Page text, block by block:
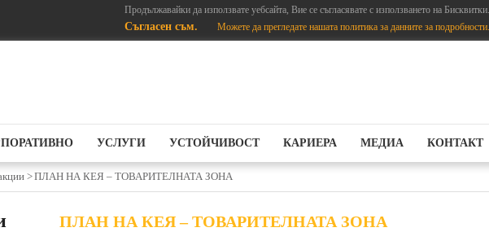
Продължавайки да използвате уебсайта, Вие се съгласявате с използването на Бисквитки.
Съгласен съм. Можете да прегледате нашата политика за данните за подробности.
УСЛУГИ УСТОЙЧИВОСТ КАРИЕРА МЕДИА КОНТАКТ
>ПЛАН НА КЕЯ – ТОВАРИТЕЛНАТА ЗОНА
ПЛАН НА КЕЯ – ТОВАРИТЕЛНАТА ЗОНА